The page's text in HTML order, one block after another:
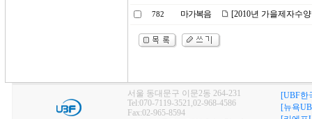
782 마가복음 [2010년 가을제자수
서울 동대문구 이문2동 264-231
Tel:070-7119-3521,02-968-4586
Fax:02-965-8594
[UBF한
[뉴욕